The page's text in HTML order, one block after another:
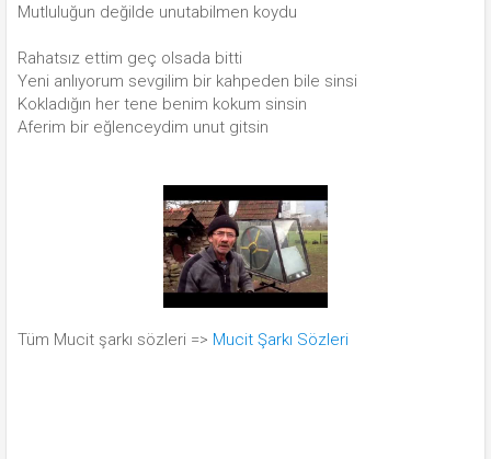
Mutluluğun değilde unutabilmen koydu
Rahatsız ettim geç olsada bitti
Yeni anlıyorum sevgilim bir kahpeden bile sinsi
Kokladığın her tene benim kokum sinsin
Aferim bir eğlenceydim unut gitsin
Tüm Mucit şarkı sözleri => Mucit Şarkı Sözleri